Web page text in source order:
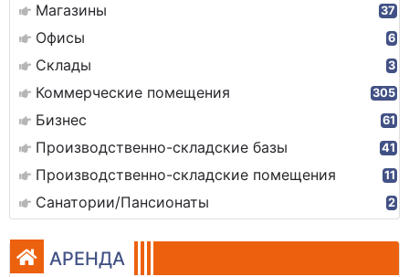
Магазины 37
Офисы 6
Склады 3
Коммерческие помещения 305
Бизнес 61
Производственно-складские базы 41
Производственно-складские помещения 11
Санатории/Пансионаты 2
АРЕНДА